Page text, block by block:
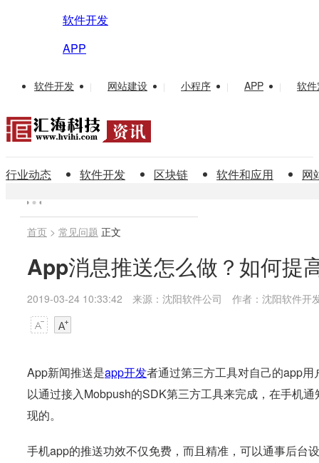
软件开发
APP
软件开发 | 网站建设 | 小程序 | APP | 软
行业动态 软件开发 区块链 软件和应用 网
首页 > 常见问题 正文
App消息推送怎么做？如何提
2019-03-24 10:33:42 来源：沈阳软件公司 作者：沈阳软件开
App新闻推送是app开发者通过第三方工具对自己的app
以通过接入Mobpush的SDK第三方工具来完成，在手机
现的。
手机app的推送功效不仅免费，而且精准，可以通事后台